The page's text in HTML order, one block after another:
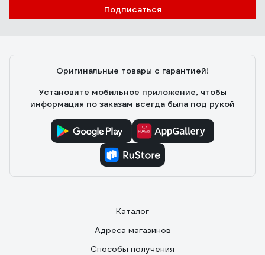
Подписаться
Оригинальные товары с гарантией!
Установите мобильное приложение, чтобы
информация по заказам всегда была под рукой
Каталог
Адреса магазинов
Способы получения